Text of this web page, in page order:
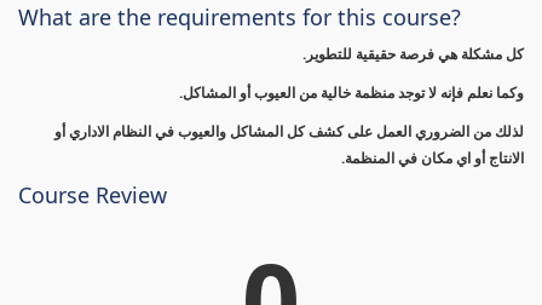
What are the requirements for this course?
كل مشكلة هي فرصة حقيقية للتطوير.
وكما نعلم فإنه لا توجد منظمة خالية من العيوب أو المشاكل.
لذلك من الضروري العمل على كشف كل المشاكل والعيوب في النظام الاداري أو
الانتاج أو اي مكان في المنظمة.
Course Review